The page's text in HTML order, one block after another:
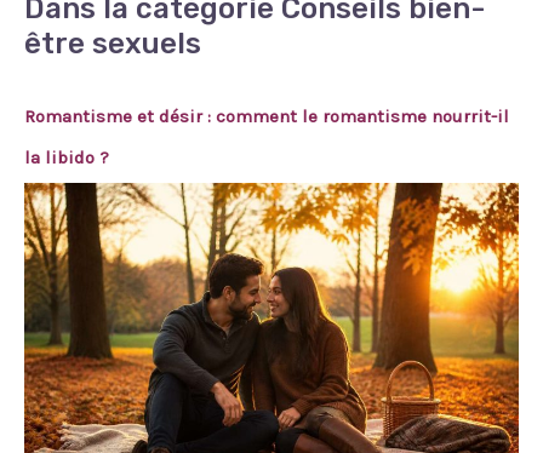
Dans la catégorie Conseils bien-
être sexuels
Romantisme et désir : comment le romantisme nourrit-il
la libido ?